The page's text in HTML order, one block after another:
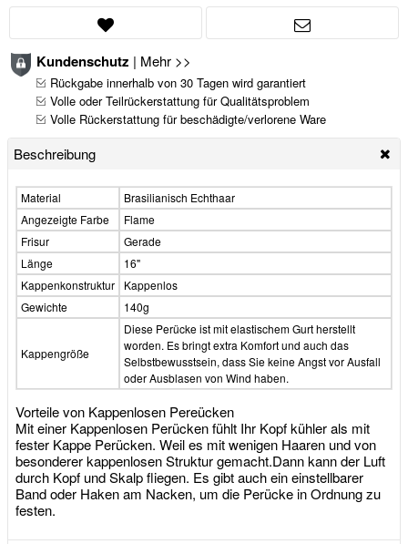
Kundenschutz | Mehr >>
Rückgabe innerhalb von 30 Tagen wird garantiert
Volle oder Teilrückerstattung für Qualitätsproblem
Volle Rückerstattung für beschädigte/verlorene Ware
Beschreibung
Material
Brasilianisch Echthaar
Angezeigte Farbe
Flame
Frisur
Gerade
Länge
16"
Kappenkonstruktur
Kappenlos
Gewichte
140g
Kappengröße
Diese Perücke ist mit elastischem Gurt herstellt
worden. Es bringt extra Komfort und auch das
Selbstbewusstsein, dass Sie keine Angst vor Ausfall
oder Ausblasen von Wind haben.
Vorteile von Kappenlosen Pereücken
Mit einer Kappenlosen Perücken fühlt Ihr Kopf kühler als mit
fester Kappe Perücken. Weil es mit wenigen Haaren und von
besonderer kappenlosen Struktur gemacht.Dann kann der Luft
durch Kopf und Skalp fliegen. Es gibt auch ein einstellbarer
Band oder Haken am Nacken, um die Perücke in Ordnung zu
festen.